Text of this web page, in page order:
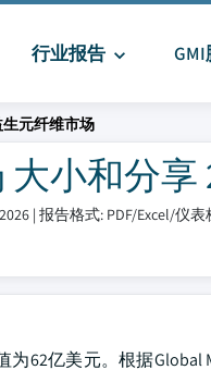
行业报告
生元纤维市场
小和分享
| 报告格式: PDF/Excel/仪
62亿美元。根据